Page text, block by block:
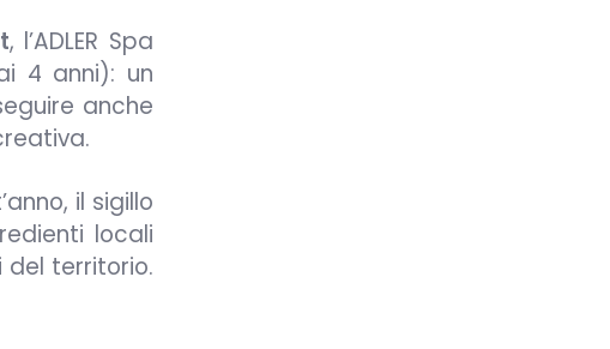
, l’ADLER Spa
4 anni): un
anche
il sigillo
locali
territorio.